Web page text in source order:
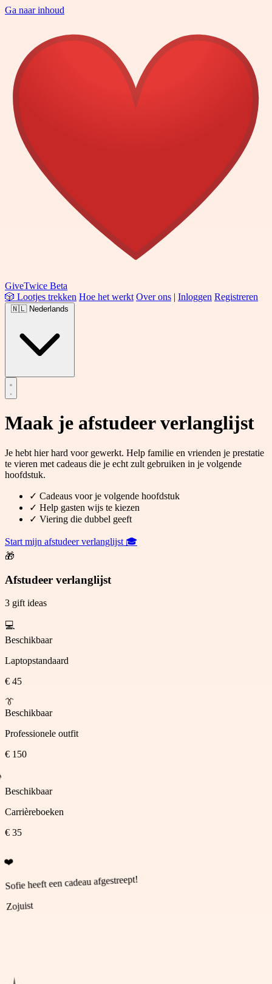
Ga naar inhoud
GiveTwice Beta
🎲 Lootjes trekken Hoe het werkt Over ons | Inloggen Registreren
🇳🇱 Nederlands
Maak je afstudeer verlanglijst
Je hebt hier hard voor gewerkt. Help familie en vrienden je prestatie
te vieren met cadeaus die je echt zult gebruiken in je volgende
hoofdstuk.
✓ Cadeaus voor je volgende hoofdstuk
✓ Help gasten wijs te kiezen
✓ Viering die dubbel geeft
Start mijn afstudeer verlanglijst 🎓
🎁
Afstudeer verlanglijst
3 gift ideas
💻
Beschikbaar
Laptopstandaard
€ 45
👔
Beschikbaar
Professionele outfit
€ 150
Beschikbaar
Carrièreboeken
€ 35
❤️
Sofie heeft een cadeau afgestreept!
Zojuist